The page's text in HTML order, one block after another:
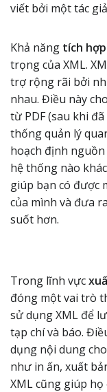
viết bởi một tác
Khả năng tích
trọng của XML.
trợ rộng rãi bởi
nhau. Điều này
từ PDF (sau khi
thống quản lý
hoạch định nguồn
hệ thống nào
giúp bạn có được
của mình và đưa
suốt hơn.
Trong lĩnh vực
đóng một vai trò
sử dụng XML để
tạp chí và báo.
dụng nội dung
như in ấn, xuất
XML cũng giúp